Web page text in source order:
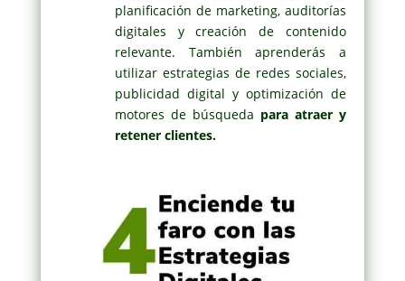
planificación de marketing, auditorías
digitales y creación de contenido
relevante. También aprenderás a
utilizar estrategias de redes sociales,
publicidad digital y optimización de
motores de búsqueda para atraer y
retener clientes.